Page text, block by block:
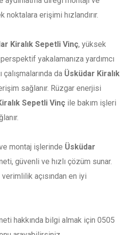
noktalara erişimi hızlandırır.
Kiralık Sepetli Vinç, yüksek
yakalamanıza yardımcı
da Üsküdar Kiralık
sağlanır. Rüzgar enerjisi
Sepetli Vinç ile bakım işleri
montaj işlerinde Üsküdar
güvenli ve hızlı çözüm sunar.
açısından en iyi
hakkında bilgi almak için 0505